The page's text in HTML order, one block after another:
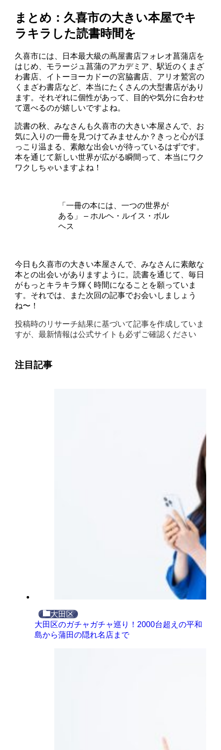
まとめ：久喜市の大きい本屋でキ
ラキラした読書時間を
久喜市には、日本最大級の蔦屋書店フォレオ菖蒲店を
はじめ、モラージュ菖蒲のアカデミア、駅近のくまざ
わ書店、イトーヨーカドーの宮脇書店、アリオ鷲宮の
くまざわ書店など、本当にたくさんの大型書店があり
ます。それぞれに個性があって、目的や気分に合わせ
て選べるのが嬉しいですよね。
読書の秋、みなさんも久喜市の大きい本屋さんで、お
気に入りの一冊を見つけてみませんか？きっと心がほ
っこり温まる、素敵な出会いが待っているはずです。
本を通じて新しい世界が広がる瞬間って、本当にワク
ワクしちゃいますよね！
「一冊の本には、一つの世界が
ある」 – ホルヘ・ルイス・ボル
ヘス
今日も久喜市の大きい本屋さんで、みなさんに素敵な
本との出会いがありますように。読書を通じて、毎日
がもっとキラキラ輝く時間になることを願っていま
す。それでは、また次回の記事でお会いしましょう
ね〜！
投稿時のリサーチ結果に基づいて記事を作成していま
すが、最新情報は公式サイトも必ずご確認ください
注目記事
大田区
大田区のガチャガチャ巡り！2000台超えの平和
島から蒲田の隠れ名店まで